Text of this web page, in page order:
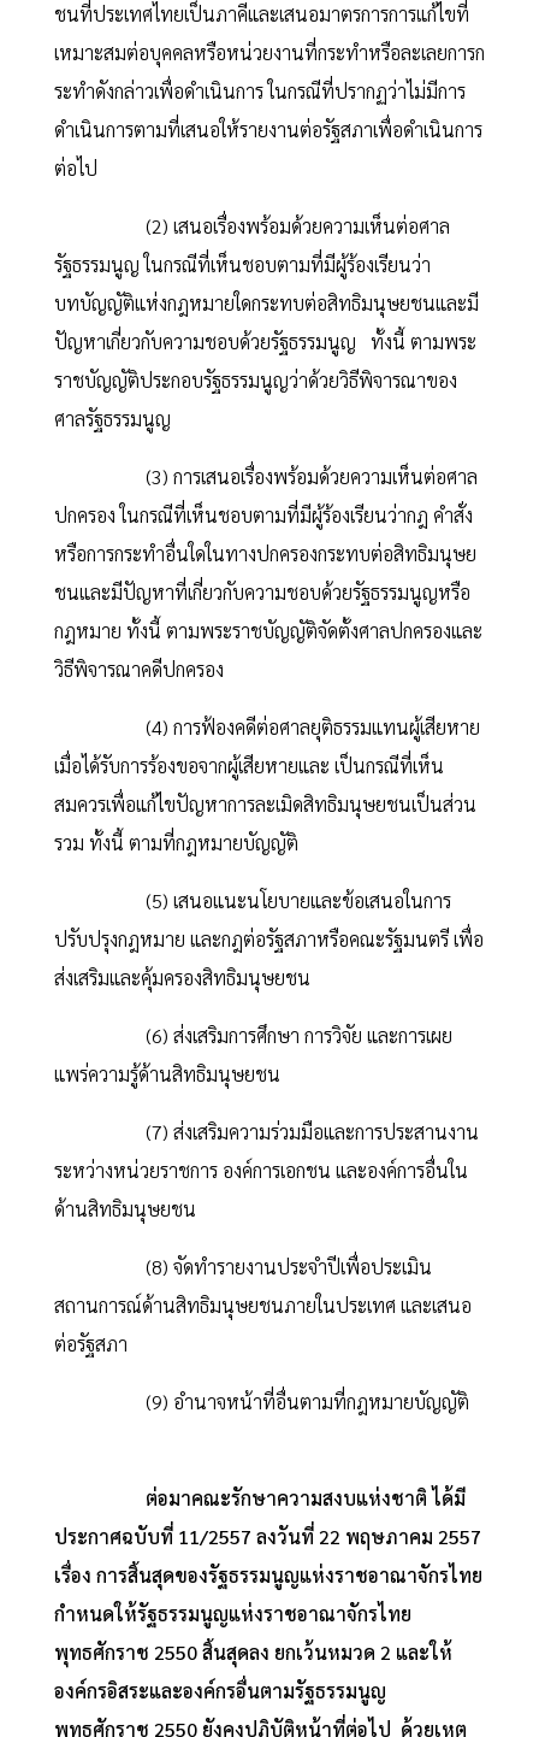
ชนที่ประเทศไทยเป็นภาคีและเสนอมาตรการการแก้ไขที่
เหมาะสมต่อบุคคลหรือหน่วยงานที่กระทำหรือละเลยการก
ระทำดังกล่าวเพื่อดำเนินการ ในกรณีที่ปรากฏว่าไม่มีการ
ดำเนินการตามที่เสนอให้รายงานต่อรัฐสภาเพื่อดำเนินการ
ต่อไป
(2) เสนอเรื่องพร้อมด้วยความเห็นต่อศาล
รัฐธรรมนูญ ในกรณีที่เห็นชอบตามที่มีผู้ร้องเรียนว่า
บทบัญญัติแห่งกฎหมายใดกระทบต่อสิทธิมนุษยชนและมี
ปัญหาเกี่ยวกับความชอบด้วยรัฐธรรมนูญ ทั้งนี้ ตามพระ
ราชบัญญัติประกอบรัฐธรรมนูญว่าด้วยวิธีพิจารณาของ
ศาลรัฐธรรมนูญ
(3) การเสนอเรื่องพร้อมด้วยความเห็นต่อศาล
ปกครอง ในกรณีที่เห็นชอบตามที่มีผู้ร้องเรียนว่ากฎ คำสั่ง
หรือการกระทำอื่นใดในทางปกครองกระทบต่อสิทธิมนุษย
ชนและมีปัญหาที่เกี่ยวกับความชอบด้วยรัฐธรรมนูญหรือ
กฎหมาย ทั้งนี้ ตามพระราชบัญญัติจัดตั้งศาลปกครองและ
วิธีพิจารณาคดีปกครอง
(4) การฟ้องคดีต่อศาลยุติธรรมแทนผู้เสียหาย
เมื่อได้รับการร้องขอจากผู้เสียหายและ เป็นกรณีที่เห็น
สมควรเพื่อแก้ไขปัญหาการละเมิดสิทธิมนุษยชนเป็นส่วน
รวม ทั้งนี้ ตามที่กฎหมายบัญญัติ
(5) เสนอแนะนโยบายและข้อเสนอในการ
ปรับปรุงกฎหมาย และกฎต่อรัฐสภาหรือคณะรัฐมนตรี เพื่อ
ส่งเสริมและคุ้มครองสิทธิมนุษยชน
(6) ส่งเสริมการศึกษา การวิจัย และการเผย
แพร่ความรู้ด้านสิทธิมนุษยชน
(7) ส่งเสริมความร่วมมือและการประสานงาน
ระหว่างหน่วยราชการ องค์การเอกชน และองค์การอื่นใน
ด้านสิทธิมนุษยชน
(8) จัดทำรายงานประจำปีเพื่อประเมิน
สถานการณ์ด้านสิทธิมนุษยชนภายในประเทศ และเสนอ
ต่อรัฐสภา
(9) อำนาจหน้าที่อื่นตามที่กฎหมายบัญญัติ
ต่อมาคณะรักษาความสงบแห่งชาติ ได้มี
ประกาศฉบับที่ 11/2557 ลงวันที่ 22 พฤษภาคม 2557
เรื่อง การสิ้นสุดของรัฐธรรมนูญแห่งราชอาณาจักรไทย
กำหนดให้รัฐธรรมนูญแห่งราชอาณาจักรไทย
พุทธศักราช 2550 สิ้นสุดลง ยกเว้นหมวด 2 และให้
องค์กรอิสระและองค์กรอื่นตามรัฐธรรมนูญ
พุทธศักราช 2550 ยังคงปฏิบัติหน้าที่ต่อไป ด้วยเหตุ